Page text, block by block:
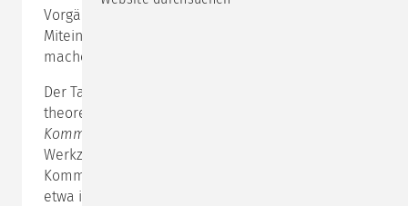
Vorgänge unseres komplizierten menschlichen
Miteinanders beschreibbar und beeinflussbar zu
machen.
Der Tag richtet sich an Teilnehmende, die über
theoretisches Grundlagenwissen zu
Kommunikation
Werkzeugkasten um die Modelle der Hamburger
Kommunikationspsychologie ergänzen wollen. Also
etwa interkulturell Trainer, Berater, HR -